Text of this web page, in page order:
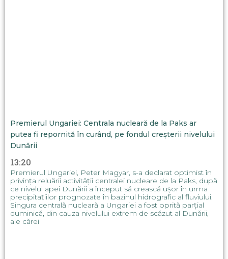
Premierul Ungariei: Centrala nucleară de la Paks ar
putea fi repornită în curând, pe fondul creșterii nivelului
Dunării
13:20
Premierul Ungariei, Peter Magyar, s-a declarat optimist în
privința reluării activității centralei nucleare de la Paks, după
ce nivelul apei Dunării a început să crească ușor în urma
precipitațiilor prognozate în bazinul hidrografic al fluviului.
Singura centrală nucleară a Ungariei a fost oprită parțial
duminică, din cauza nivelului extrem de scăzut al Dunării,
ale cărei